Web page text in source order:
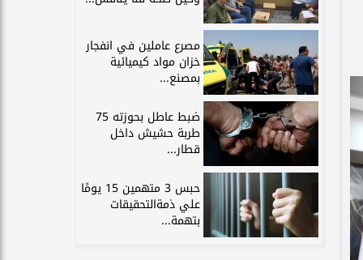
مصرع عاملين في انفجار
خزان مواد كيميائية
بمصنع...
ضبط عاطل بحوزته 75
طربة حشيش داخل
قطار...
حبس 3 متهمين 15 يومًا
علي ذمةالتحقيقات
بتهمة...